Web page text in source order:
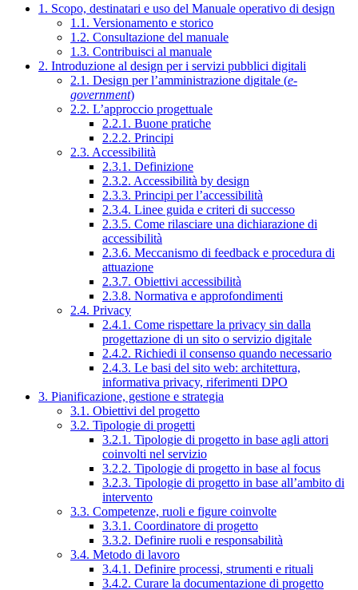
1. Scopo, destinatari e uso del Manuale operativo di design
1.1. Versionamento e storico
1.2. Consultazione del manuale
1.3. Contribuisci al manuale
2. Introduzione al design per i servizi pubblici digitali
2.1. Design per l’amministrazione digitale (e-
government)
2.2. L’approccio progettuale
2.2.1. Buone pratiche
2.2.2. Principi
2.3. Accessibilità
2.3.1. Definizione
2.3.2. Accessibilità by design
2.3.3. Principi per l’accessibilità
2.3.4. Linee guida e criteri di successo
2.3.5. Come rilasciare una dichiarazione di
accessibilità
2.3.6. Meccanismo di feedback e procedura di
attuazione
2.3.7. Obiettivi accessibilità
2.3.8. Normativa e approfondimenti
2.4. Privacy
2.4.1. Come rispettare la privacy sin dalla
progettazione di un sito o servizio digitale
2.4.2. Richiedi il consenso quando necessario
2.4.3. Le basi del sito web: architettura,
informativa privacy, riferimenti DPO
3. Pianificazione, gestione e strategia
3.1. Obiettivi del progetto
3.2. Tipologie di progetti
3.2.1. Tipologie di progetto in base agli attori
coinvolti nel servizio
3.2.2. Tipologie di progetto in base al focus
3.2.3. Tipologie di progetto in base all’ambito di
intervento
3.3. Competenze, ruoli e figure coinvolte
3.3.1. Coordinatore di progetto
3.3.2. Definire ruoli e responsabilità
3.4. Metodo di lavoro
3.4.1. Definire processi, strumenti e rituali
3.4.2. Curare la documentazione di progetto